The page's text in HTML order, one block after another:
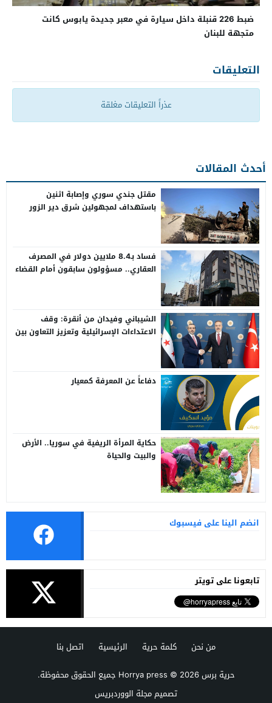
ضبط 226 قنبلة داخل سيارة في معبر جديدة يابوس كانت
متجهة للبنان
التعليقات
عذراً التعليقات مغلقة
أحدث المقالات
مقتل جندي سوري وإصابة اثنين
باستهداف لمجهولين شرق دير الزور
فساد بـ8.4 ملايين دولار في المصرف
العقاري.. مسؤولون سابقون أمام القضاء
الشيباني وفيدان من أنقرة: وقف
الاعتداءات الإسرائيلية وتعزيز التعاون بين
دفاعاً عن المعرفة كمعيار
حكاية المرأة الريفية في سوريا.. الأرض
والبيت والحياة
انضم الينا على فيسبوك
تابعونا على تويتر
من نحن كلمة حرية الرئيسية
اتصل بنا
حرية برس Horrya press© 2026 جميع الحقوق محفوظة.
تصميممجلة الووردبريس